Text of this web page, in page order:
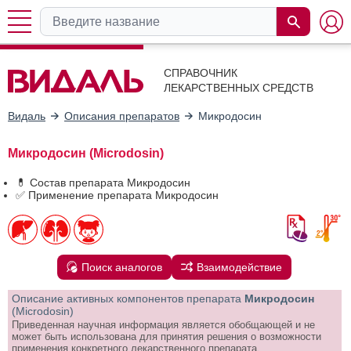
СПРАВОЧНИК
ЛЕКАРСТВЕННЫХ СРЕДСТВ
Видаль Описания препаратов Микродосин
Микродосин (Microdosin)
💊 Состав препарата Микродосин
✅ Применение препарата Микродосин
Поиск аналогов Взаимодействие
Описание активных компонентов препарата Микродосин
(Microdosin)
Приведенная научная информация является обобщающей и не
может быть использована для принятия решения о возможности
применения конкретного лекарственного препарата.